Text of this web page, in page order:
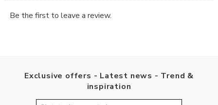
Be the first to leave a review.
Exclusive offers - Latest news - Trend &
inspiration